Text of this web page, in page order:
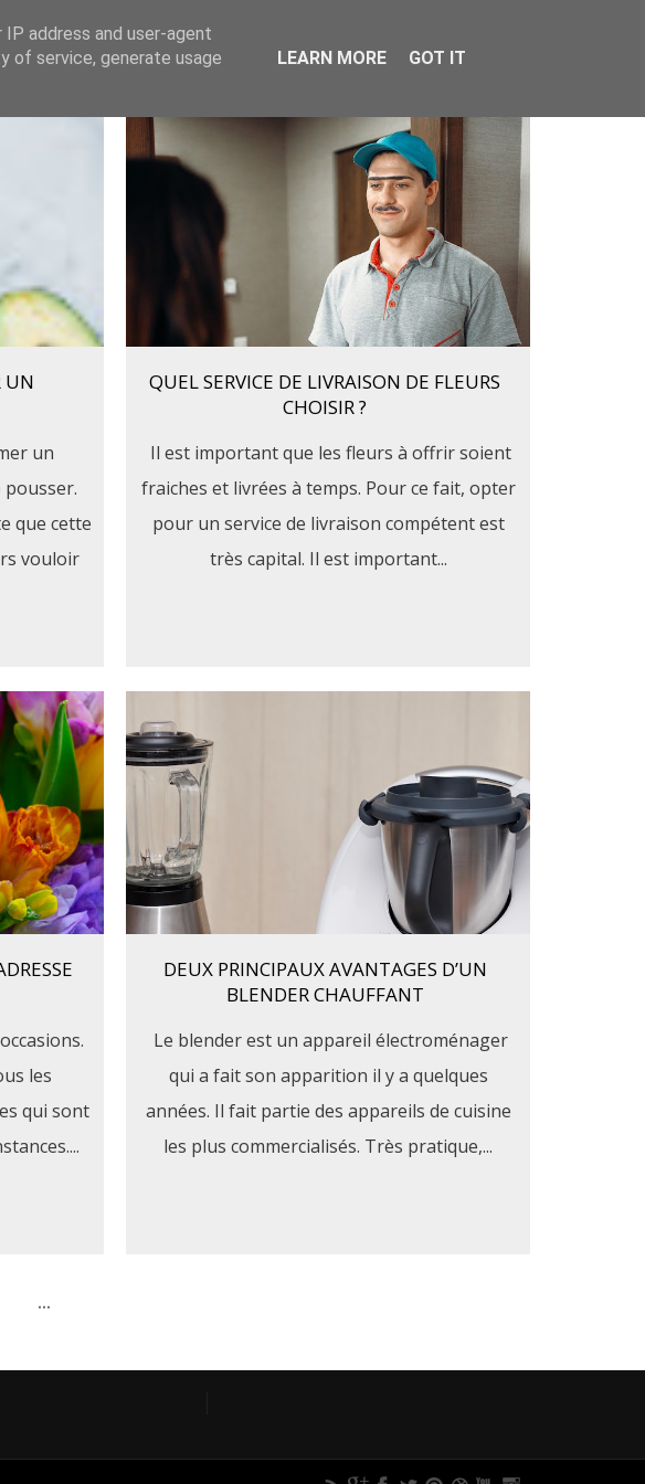
Plantes vertes
UN
un
que cette
vouloir
QUEL SERVICE DE LIVRAISON DE FLEURS
CHOISIR ?
Il est important que les fleurs à offrir soient
fraiches et livrées à temps. Pour ce fait, opter
pour un service de livraison compétent est
très capital. Il est important...
les
qui sont
DEUX PRINCIPAUX AVANTAGES D’UN
BLENDER CHAUFFANT
Le blender est un appareil électroménager
qui a fait son apparition il y a quelques
années. Il fait partie des appareils de cuisine
les plus commercialisés. Très pratique,...
...
address and user-agent
of service, generate usage
LEARN MORE GOT IT